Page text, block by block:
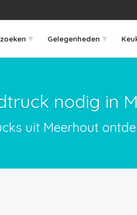
▾ Gelegenheden ▾
nodig in
uit Meerhout